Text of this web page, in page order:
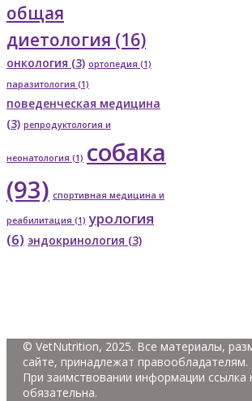
общая
диетология (16)
онкология (3) ортопедия (1)
паразитология (1)
поведенческая медицина
(3) репродуктология и
неонатология (1) собака
(93) спортивная медицина и
реабилитация (1) урология
(6) эндокринология (3)
© VetNutrition, 2025. Все материалы,
сайте, принадлежат правообладателям.
При заимствовании информации ссылка
обязательна.